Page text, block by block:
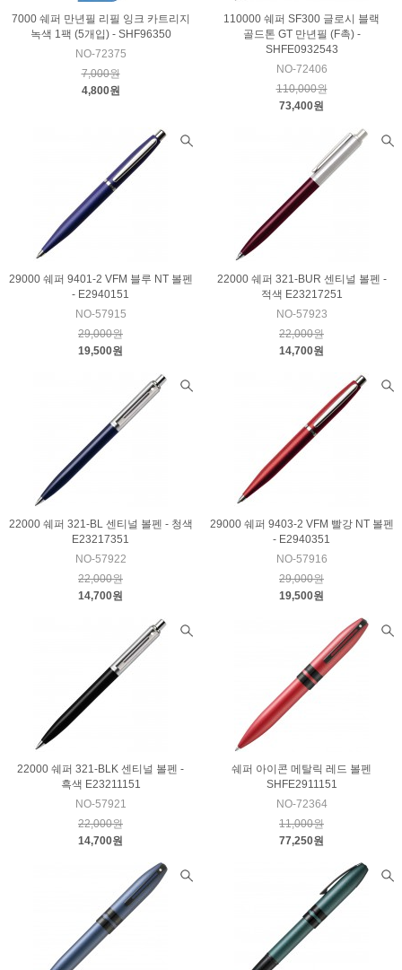
7000 쉐퍼 만년필 리필 잉크 카트리지
녹색 1팩 (5개입) - SHF96350
NO-72375
7,000원
4,800원
110000 쉐퍼 SF300 글로시 블랙
골드톤 GT 만년필 (F촉) -
SHFE0932543
NO-72406
110,000원
73,400원
29000 쉐퍼 9401-2 VFM 블루 NT 볼펜
- E2940151
NO-57915
29,000원
19,500원
22000 쉐퍼 321-BUR 센티널 볼펜 -
적색 E23217251
NO-57923
22,000원
14,700원
22000 쉐퍼 321-BL 센티널 볼펜 - 청색
E23217351
NO-57922
22,000원
14,700원
29000 쉐퍼 9403-2 VFM 빨강 NT 볼펜
- E2940351
NO-57916
29,000원
19,500원
22000 쉐퍼 321-BLK 센티널 볼펜 -
흑색 E23211151
NO-57921
22,000원
14,700원
쉐퍼 아이콘 메탈릭 레드 볼펜
SHFE2911151
NO-72364
11,000원
77,250원